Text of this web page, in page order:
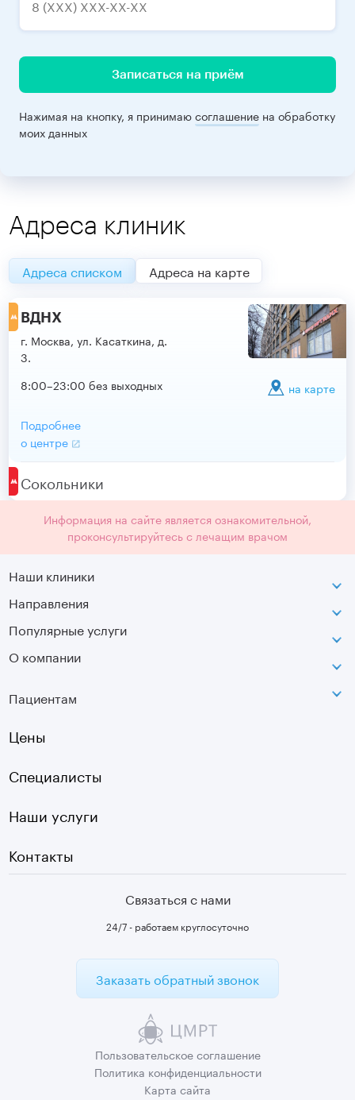
Записаться на приём
Нажимая на кнопку, я принимаюсоглашение на обработку
моих данных
Адреса клиник
Адреса списком Адреса на карте
ВДНХ
г. Москва, ул. Касаткина, д.
3.
на карте
8:00–23:00 без выходных
Подробнее
о центре
Сокольники
Информация на сайте является ознакомительной,
проконсультируйтесь с лечащим врачом
Наши клиники
ВДНХ
г. Москва, ул. Стромынка, д. 11
Направления
Неврология
Ортопедия-травматология
Популярные услуги
МРТ
УЗИ
Плазмотерапия суставов
О компании
Инфо
Пациентам
Первичный прием
Цены
Специалисты
Наши услуги
Контакты
Связаться с нами
24/7 - работаем круглосуточно
Заказать обратный звонок
Пользовательскоесоглашение
Политика конфиденциальности
Карта сайта